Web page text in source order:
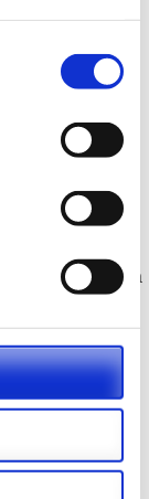
di
in
e dirigere.
addetto alla
lavori sarà
di
sempre nuovi
saranno
produttori